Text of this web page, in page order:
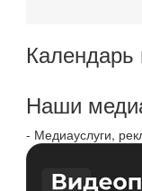
Наши
- Медиауслуги,